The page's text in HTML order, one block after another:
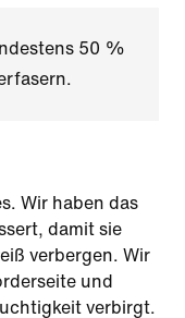
50 %
Wir haben das
damit sie
verbergen. Wir
und
verbirgt.